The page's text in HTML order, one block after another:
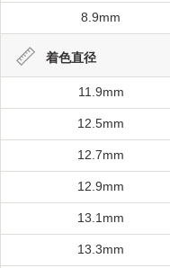
8.9mm
着色直径
11.9mm
12.5mm
12.7mm
12.9mm
13.1mm
13.3mm